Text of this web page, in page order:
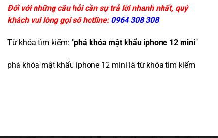
Đối với những câu hỏi cần sự trả lời nhanh nhất, quý
khách vui lòng gọi số hotline: 0964 308 308
Từ khóa tìm kiếm: "phá khóa mật khẩu iphone 12 mini"
phá khóa mật khẩu iphone 12 mini là từ khóa tìm kiếm